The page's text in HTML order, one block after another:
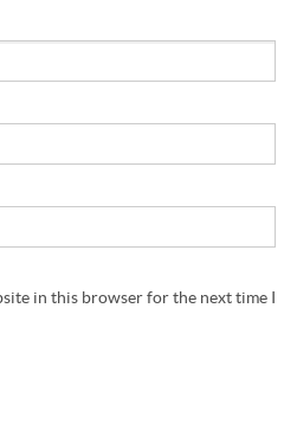
in this browser for the next time I